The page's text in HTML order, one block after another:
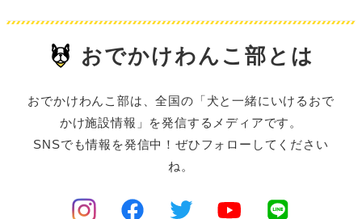
おでかけわんこ部とは
おでかけわんこ部は、全国の「犬と一緒にいけるおで
かけ施設情報」を発信するメディアです。
SNSでも情報を発信中！ぜひフォローしてください
ね。